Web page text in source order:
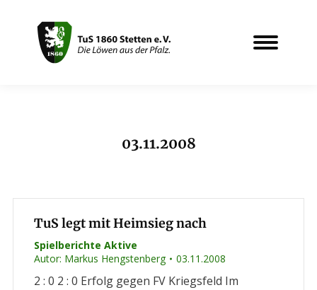
03.11.2008
TuS legt mit Heimsieg nach
Spielberichte Aktive
Autor: Markus Hengstenberg 03.11.2008
2 : 0 2 : 0 Erfolg gegen FV Kriegsfeld Im